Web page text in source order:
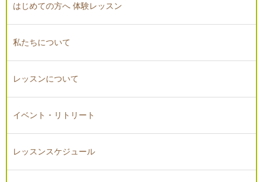
はじめての方へ 体験レッスン
私たちについて
レッスンについて
イベント・リトリート
レッスンスケジュール